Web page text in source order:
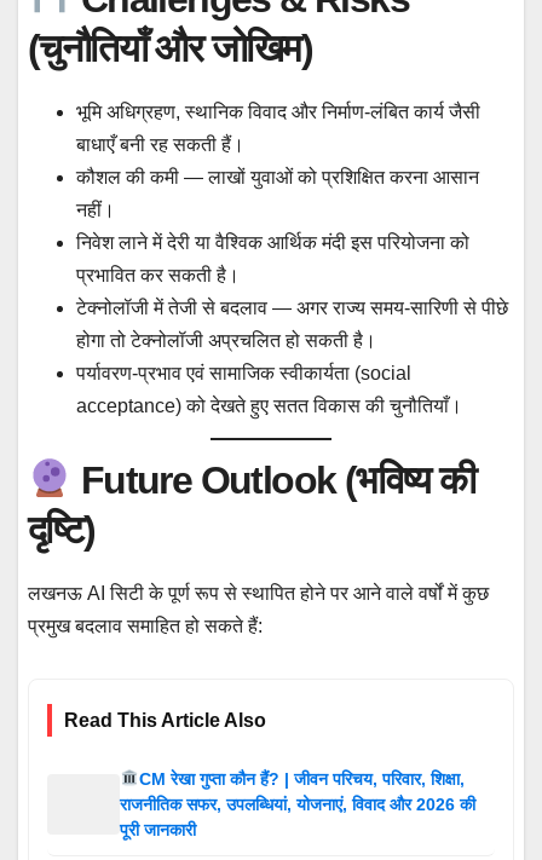
(चुनौतियाँ और जोखिम)
भूमि अधिग्रहण, स्थानिक विवाद और निर्माण-लंबित कार्य जैसी
बाधाएँ बनी रह सकती हैं।
कौशल की कमी — लाखों युवाओं को प्रशिक्षित करना आसान
नहीं।
निवेश लाने में देरी या वैश्विक आर्थिक मंदी इस परियोजना को
प्रभावित कर सकती है।
टेक्नोलॉजी में तेजी से बदलाव — अगर राज्य समय-सारिणी से पीछे
होगा तो टेक्नोलॉजी अप्रचलित हो सकती है।
पर्यावरण-प्रभाव एवं सामाजिक स्वीकार्यता (social
acceptance) को देखते हुए सतत विकास की चुनौतियाँ।
Future Outlook (भविष्य की
दृष्टि)
लखनऊ AI सिटी के पूर्ण रूप से स्थापित होने पर आने वाले वर्षों में कुछ
प्रमुख बदलाव समाहित हो सकते हैं:
Read This Article Also
CM रेखा गुप्ता कौन हैं? | जीवन परिचय, परिवार, शिक्षा,
राजनीतिक सफर, उपलब्धियां, योजनाएं, विवाद और 2026 की
पूरी जानकारी